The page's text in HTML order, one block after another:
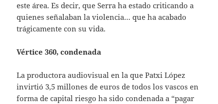
este área. Es decir, que Serra ha estado criticando a
quienes señalaban la violencia… que ha acabado
trágicamente con su vida.
Vértice 360, condenada
La productora audiovisual en la que Patxi López
invirtió 3,5 millones de euros de todos los vascos en
forma de capital riesgo ha sido condenada a “pagar